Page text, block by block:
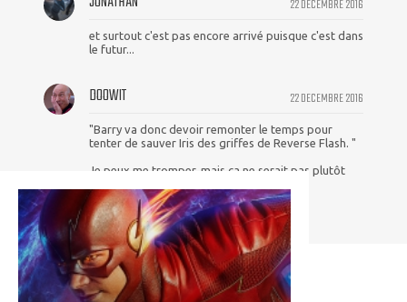
22 DECEMBRE 2016
et surtout c'est pas encore arrivé puisque c'est dans
le futur...
22 DECEMBRE 2016
DOOWIT
"Barry va donc devoir remonter le temps pour
tenter de sauver Iris des griffes de Reverse Flash. "
Je peux me tromper, mais ça ne serait pas plutôt